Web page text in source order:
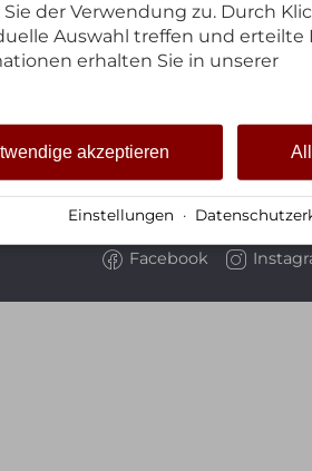
Facebook
der Verwendung zu. Durch
Auswahl treffen und
erhalten Sie in unserer
akzeptieren
Einstellungen ·